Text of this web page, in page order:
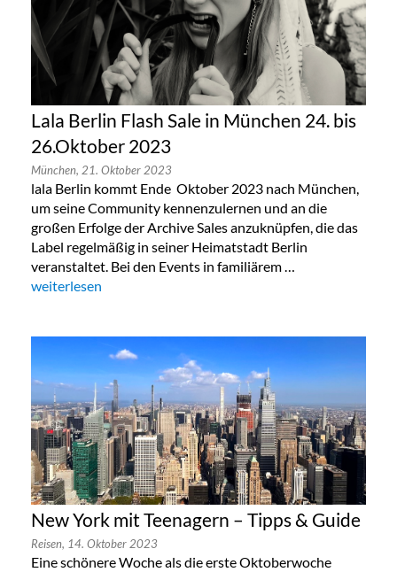
Lala Berlin Flash Sale in München 24. bis
26.Oktober 2023
München, 21. Oktober 2023
lala Berlin kommt Ende Oktober 2023 nach München,
um seine Community kennenzulernen und an die
großen Erfolge der Archive Sales anzuknüpfen, die das
Label regelmäßig in seiner Heimatstadt Berlin
veranstaltet. Bei den Events in familiärem …
„Lala Berlin Flash Sale in München 24. bis 26.Oktober 2023“
weiterlesen
New York mit Teenagern – Tipps & Guide
Reisen, 14. Oktober 2023
Eine schönere Woche als die erste Oktoberwoche